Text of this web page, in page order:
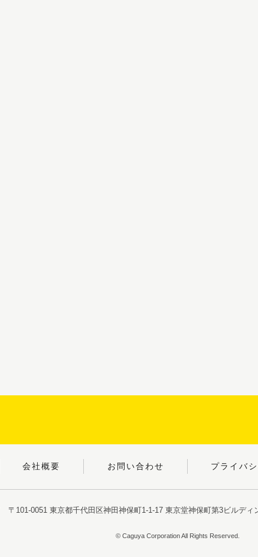
会社概要 お問い合わせ プライバ
〒101-0051 東京都千代田区神田神保町1-1-17 東京堂神保町第3ビルディ
© Caguya Corporation All Rights Reserved.